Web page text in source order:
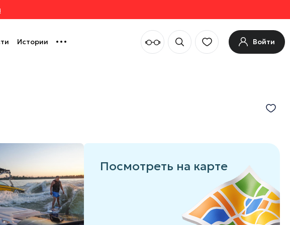
Истории Войти
Посмотреть на карте